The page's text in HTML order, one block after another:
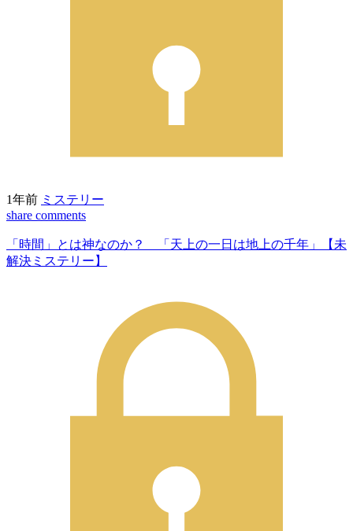
1年前 ミステリー
share comments
「時間」とは神なのか？ 「天上の一日は地上の千年」【未
解決ミステリー】